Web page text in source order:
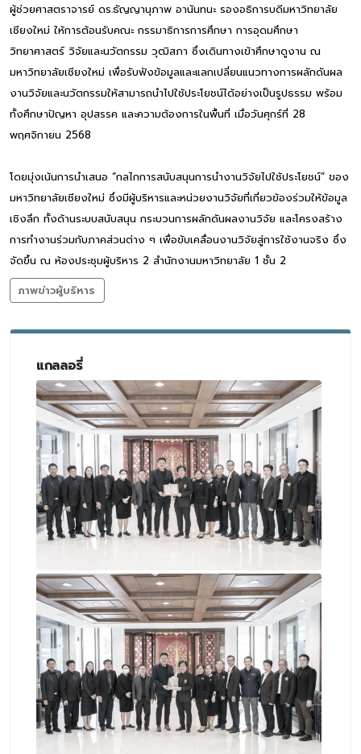
ผู้ช่วยศาสตราจารย์ ดร.ธัญญานุภาพ อานันทนะ รองอธิการบดีมหาวิทยาลัย
เชียงใหม่ ให้การต้อนรับคณะ กรรมาธิการการศึกษา การอุดมศึกษา
วิทยาศาสตร์ วิจัยและนวัตกรรม วุฒิสภา ซึ่งเดินทางเข้าศึกษาดูงาน ณ
มหาวิทยาลัยเชียงใหม่ เพื่อรับฟังข้อมูลและแลกเปลี่ยนแนวทางการผลักดันผล
งานวิจัยและนวัตกรรมให้สามารถนำไปใช้ประโยชน์ได้อย่างเป็นรูปธรรม พร้อม
ทั้งศึกษาปัญหา อุปสรรค และความต้องการในพื้นที่ เมื่อวันศุกร์ที่ 28
พฤศจิกายน 2568
โดยมุ่งเน้นการนำเสนอ “กลไกการสนับสนุนการนำงานวิจัยไปใช้ประโยชน์” ของ
มหาวิทยาลัยเชียงใหม่ ซึ่งมีผู้บริหารและหน่วยงานวิจัยที่เกี่ยวข้องร่วมให้ข้อมูล
เชิงลึก ทั้งด้านระบบสนับสนุน กระบวนการผลักดันผลงานวิจัย และโครงสร้าง
การทำงานร่วมกับภาคส่วนต่าง ๆ เพื่อขับเคลื่อนงานวิจัยสู่การใช้งานจริง ซึ่ง
จัดขึ้น ณ ห้องประชุมผู้บริหาร 2 สำนักงานมหาวิทยาลัย 1 ชั้น 2
ภาพข่าวผู้บริหาร
แกลลอรี่